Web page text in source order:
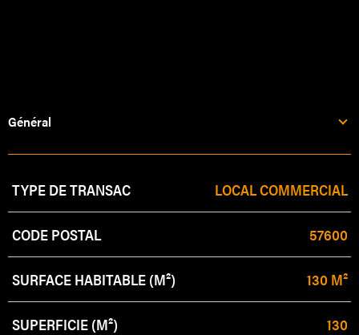
Général
Caractérisque Valeurs
TYPE DE TRANSAC LOCAL COMMERCIAL
CODE POSTAL 57600
SURFACE HABITABLE (M²) 130 M²
SUPERFICIE (M²) 130